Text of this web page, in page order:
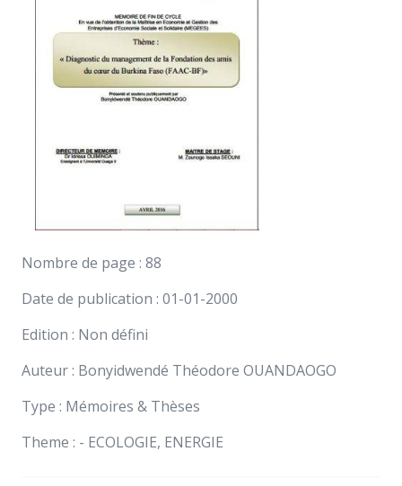
Nombre de page : 88
Date de publication : 01-01-2000
Edition : Non défini
Auteur : Bonyidwendé Théodore OUANDAOGO
Type : Mémoires & Thèses
Theme : - ECOLOGIE, ENERGIE